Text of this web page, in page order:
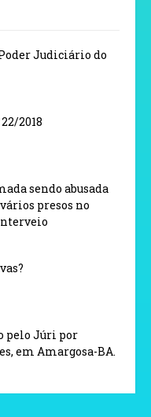
Judiciário do
2018
sendo abusada
presos no
pelo Júri por
em Amargosa-BA.